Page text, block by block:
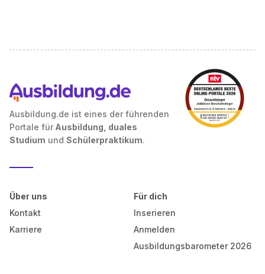
Ausbildung.de ist eines der führenden
Portale für Ausbildung, duales
Studium und Schülerpraktikum.
Über uns
Kontakt
Karriere
Für dich
Inserieren
Anmelden
Ausbildungsbarometer 2026